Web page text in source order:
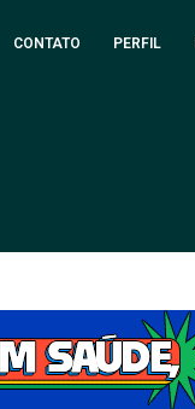
CONTATO PERFIL